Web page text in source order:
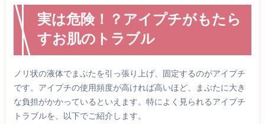
実は危険！？アイプチがもたら
すお肌のトラブル
ノリ状の液体でまぶたを引っ張り上げ、固定するのがアイプチ
です。アイプチの使用頻度が高ければ高いほど、まぶたに大き
な負担がかかっているといえます。特によく見られるアイプチ
トラブルを、以下でご紹介します。